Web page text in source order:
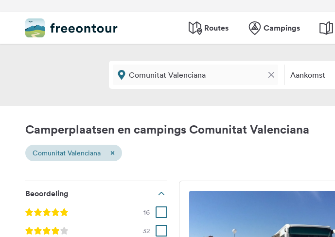
Routes Campings
Aankomst
Camperplaatsen en campings Comunitat Valenciana
Comunitat Valenciana ×
Beoordeling
16
32